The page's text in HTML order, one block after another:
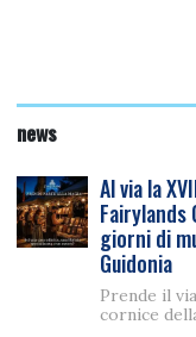
news
Al via la
Fairylands
giorni di
Guidonia
Prende il
cornice